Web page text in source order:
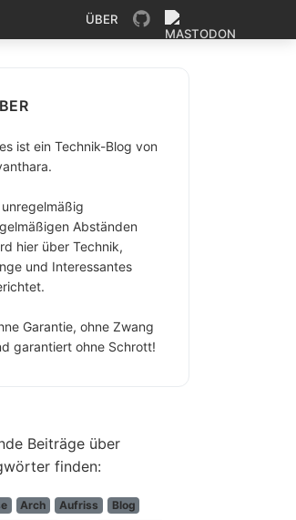
ÜBER
ist ein Technik-Blog von
unregelmäßig
Abständen
hier über Technik,
und Interessantes
Garantie, ohne Zwang
garantiert ohne Schrott!
Beiträge über
finden:
Arch Aufriss
Blog